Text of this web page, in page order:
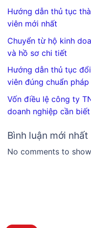
Hướng dẫn thủ tục
viên mới nhất
Chuyển từ hộ kinh
và hồ sơ chi tiết
Hướng dẫn thủ tục
viên đúng chuẩn
Vốn điều lệ công ty
doanh nghiệp cần biết
Bình luận mới nhất
No comments to